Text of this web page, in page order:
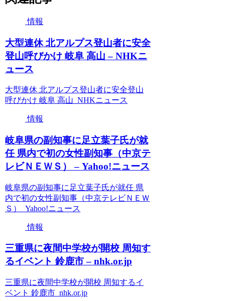
情報
大型連休 北アルプス登山者に安全
登山呼びかけ 岐阜 高山 – NHKニ
ュース
大型連休 北アルプス登山者に安全登山
呼びかけ 岐阜 高山 NHKニュース
情報
岐阜県の副知事に足立葉子氏が就
任 県内で初の女性副知事（中京テ
レビＮＥＷＳ） – Yahoo!ニュース
岐阜県の副知事に足立葉子氏が就任 県
内で初の女性副知事（中京テレビＮＥＷ
Ｓ） Yahoo!ニュース
情報
三重県に夜間中学校が開校 周知す
るイベント 鈴鹿市 – nhk.or.jp
三重県に夜間中学校が開校 周知するイ
ベント 鈴鹿市 nhk.or.jp